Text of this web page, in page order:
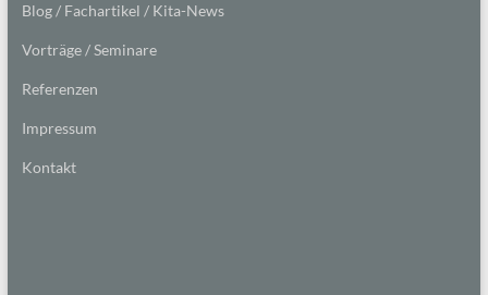
Blog / Fachartikel / Kita-News
Vorträge / Seminare
Referenzen
Impressum
Kontakt